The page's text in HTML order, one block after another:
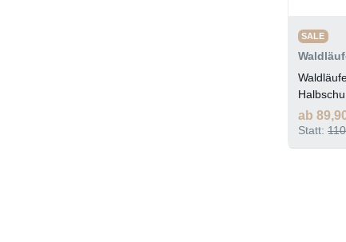
SALE
ab
Statt: